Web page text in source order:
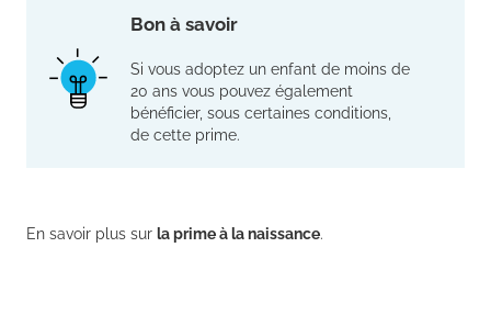
Bon à savoir
Si vous adoptez un enfant de moins de
20 ans vous pouvez également
bénéficier, sous certaines conditions,
de cette prime.
En savoir plus sur la prime à la naissance.